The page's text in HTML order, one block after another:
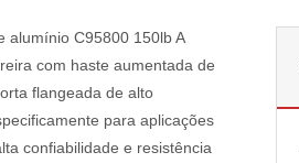
alumínio C95800 150lb A
com haste aumentada de
flangeada de alto
para aplicações
confiabilidade e resistência